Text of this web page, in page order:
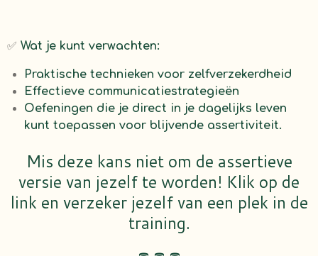
✅ Wat je kunt verwachten:
Praktische technieken voor zelfverzekerdheid
Effectieve communicatiestrategieën
Oefeningen die je direct in je dagelijks leven
kunt toepassen voor blijvende assertiviteit.
Mis deze kans niet om de assertieve
versie van jezelf te worden! Klik op de
link en verzeker jezelf van een plek in de
training.